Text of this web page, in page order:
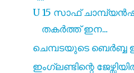
U 15 സാഫ്
തകർത്ത് ഇന...
ചെമ്പടയുടെ ബെർബ്ബ
ഇംഗ്ലണ്ടിന്റെ